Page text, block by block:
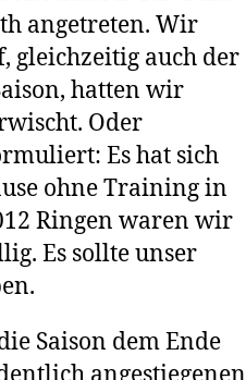
angetreten. Wir
gleichzeitig auch der
hatten wir
Oder
Es hat sich
ohne Training in
Ringen waren wir
Es sollte unser
Saison dem Ende